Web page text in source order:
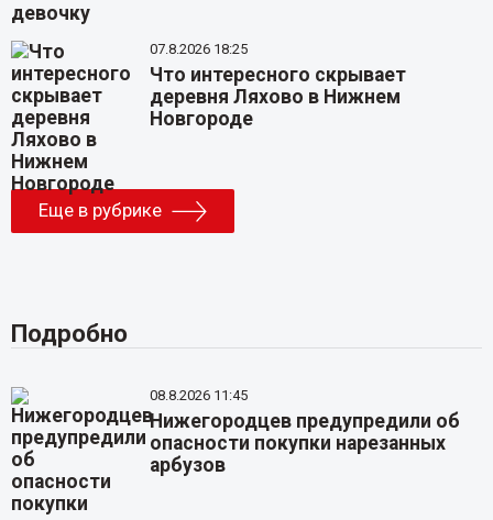
07.8.2026 18:25
Что интересного скрывает
деревня Ляхово в Нижнем
Новгороде
Еще в рубрике
Подробно
08.8.2026 11:45
Нижегородцев предупредили об
опасности покупки нарезанных
арбузов